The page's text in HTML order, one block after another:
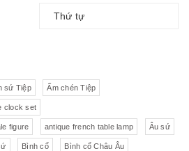
Thứ tự
sứ Tiệp Ấm chén Tiệp
clock set
figure antique french table lamp Âu sứ
Bình cổ Bình cổ Châu Âu